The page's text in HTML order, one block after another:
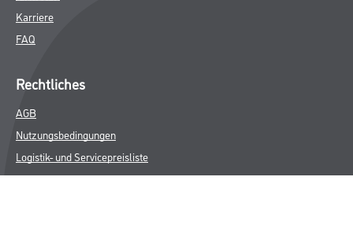
Karriere
FAQ
Rechtliches
AGB
Nutzungsbedingungen
Logistik- und Servicepreisliste
Impressum